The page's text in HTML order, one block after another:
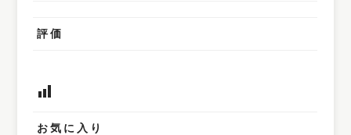
評価
お気に入り